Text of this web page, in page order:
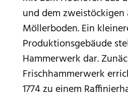
und dem
Möllerboden. Ein
Produktionsgebäude
Hammerwerk dar.
Frischhammerwerk
1774 zu einem